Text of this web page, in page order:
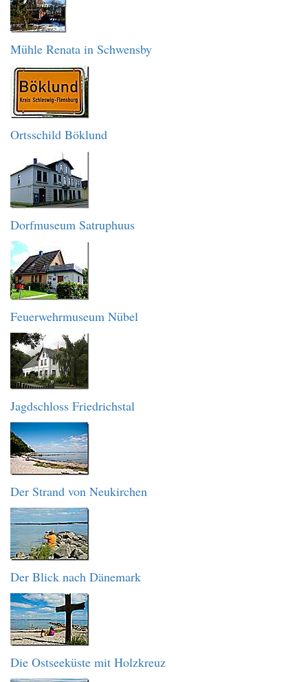
Mühle Renata in Schwensby
Ortsschild Böklund
Dorfmuseum Satruphuus
Feuerwehrmuseum Nübel
Jagdschloss Friedrichstal
Der Strand von Neukirchen
Der Blick nach Dänemark
Die Ostseeküste mit Holzkreuz